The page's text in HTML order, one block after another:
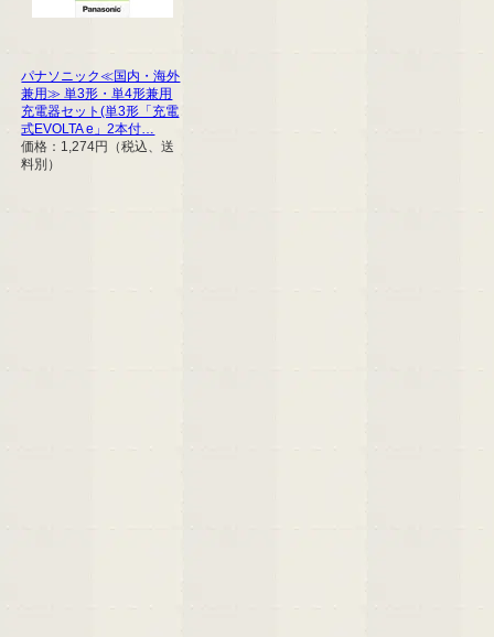
パナソニック≪国内・海外
兼用≫ 単3形・単4形兼用
充電器セット(単3形「充電
式EVOLTA e」2本付…
価格：1,274円（税込、送
料別）